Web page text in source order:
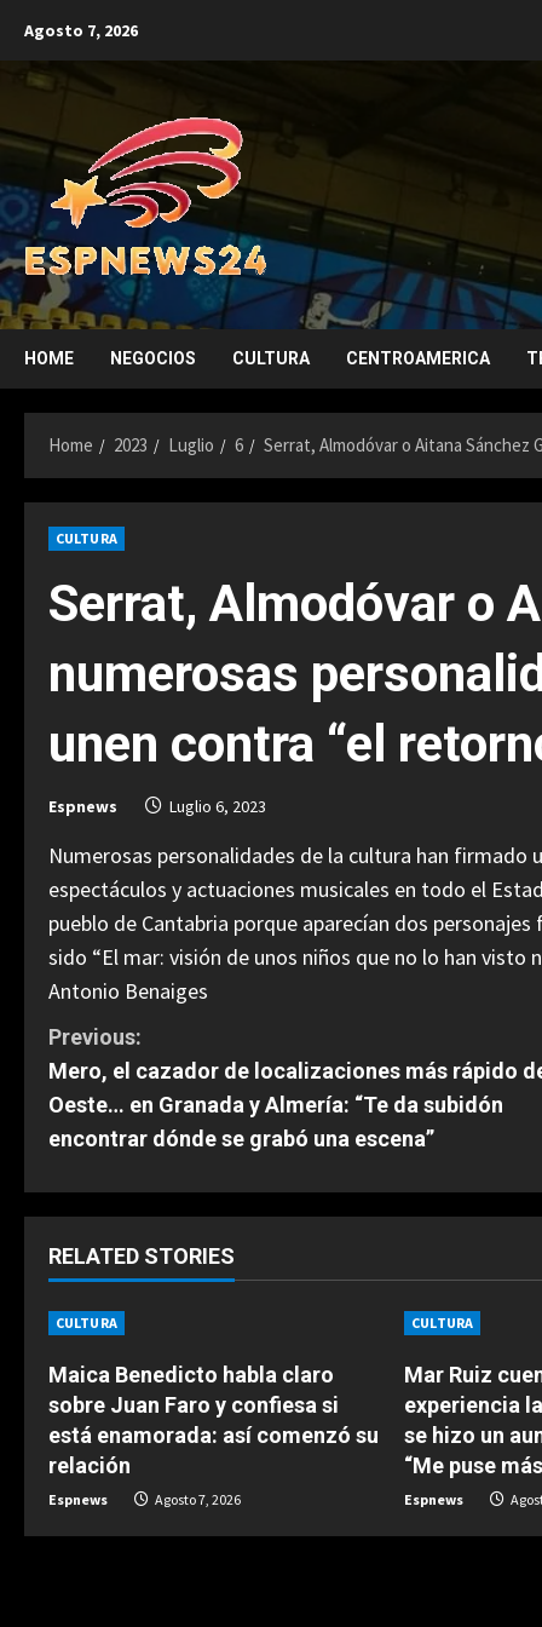
content
Agosto 7, 2026
HOME NEGOCIOS CULTURA CENTROAMERICA
Home 2023 Luglio 6 Serrat, Almodóvar o Aitana Sánchez
CULTURA
Serrat, Almodóvar o
numerosas
unen contra “el
Espnews Luglio 6, 2023
Numerosas personalidades de la cultura han firmado
espectáculos y actuaciones musicales en todo el
pueblo de Cantabria porque aparecían dos
sido “El mar: visión de unos niños que no lo han visto
Antonio Benaiges
C
o
n
t
i
u
e
R
e
Previous:
Mero, el cazador de localizaciones más rápido
Oeste… en Granada y Almería: “Te da subidón
encontrar dónde se grabó una escena”
RELATED STORIES
CULTURA
Maica Benedicto habla claro
sobre Juan Faro y confiesa si
está enamorada: así comenzó su
relación
Espnews Agosto 7, 2026
CULTURA
Mar Ruiz
experiencia
se hizo un
“Me puse
Espnews